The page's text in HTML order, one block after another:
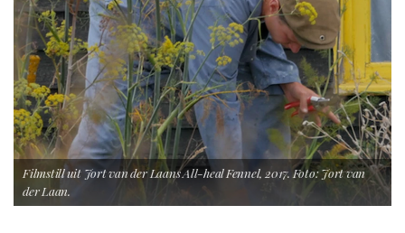
Filmstill uit Jort van der Laans All-heal Fennel, 2017. Foto: Jort van
der Laan.